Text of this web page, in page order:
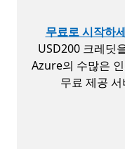
무료로 시작하
USD200 크레딧
Azure의 수많은
무료 제공